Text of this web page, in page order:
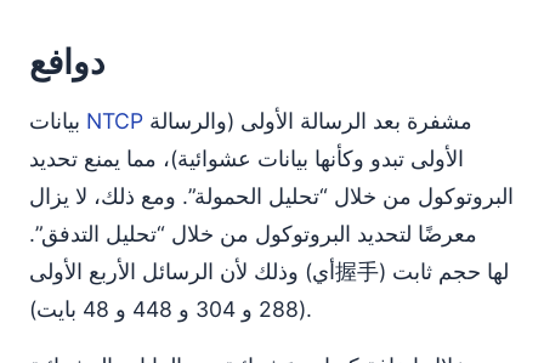
دوافع
NTCP
الأولى تبدو وكأنها بيانات عشوائية)، مما يمنع تحديد
البروتوكول من خلال “تحليل الحمولة”. ومع ذلك، لا يزال
معرضًا لتحديد البروتوكول من خلال “تحليل التدفق”.
وذلك لأن الرسائل الأربع الأولى (أي握手) لها حجم ثابت
(288 و 304 و 448 و 48 بايت).